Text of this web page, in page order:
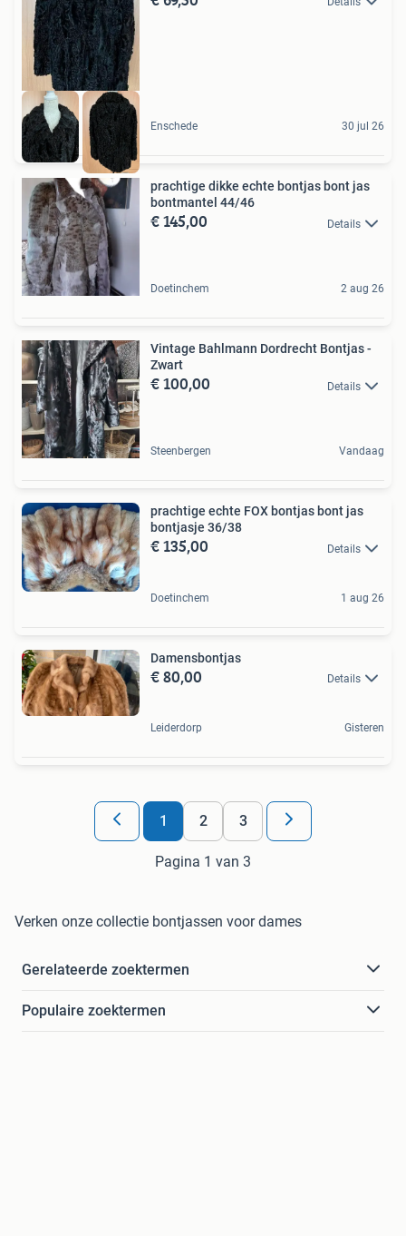
Enschede 30 jul 26
prachtige dikke echte bontjas bont jas
bontmantel 44/46
€ 145,00 Details
Doetinchem 2 aug 26
Vintage Bahlmann Dordrecht Bontjas -
Zwart
€ 100,00 Details
Steenbergen Vandaag
prachtige echte FOX bontjas bont jas
bontjasje 36/38
€ 135,00 Details
Doetinchem 1 aug 26
Damensbontjas
€ 80,00 Details
Leiderdorp Gisteren
1 2 3
Pagina 1 van 3
Verken onze collectie bontjassen voor dames
Gerelateerde zoektermen
Populaire zoektermen